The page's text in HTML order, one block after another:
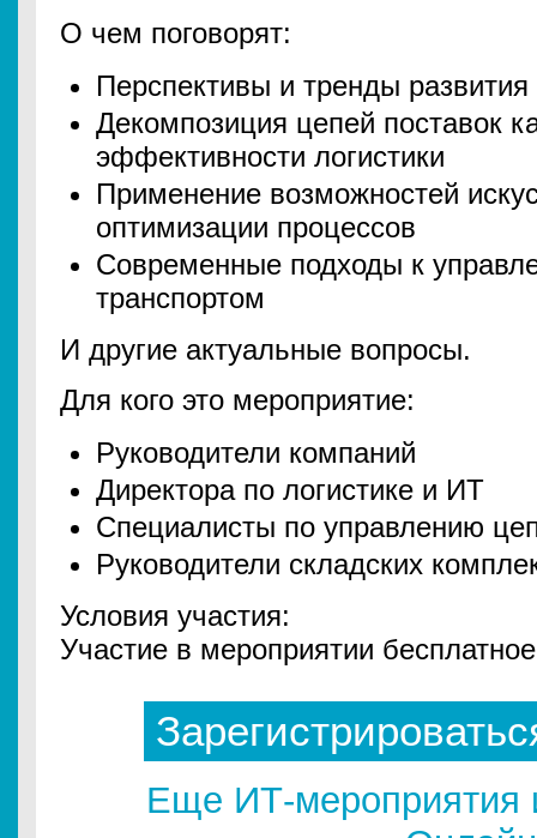
О чем поговорят:
Перспективы и тренды
Декомпозиция цепей поставок
эффективности логистики
Применение возможностей
оптимизации процессов
Современные подходы к
транспортом
И другие актуальные вопросы.
Для кого это мероприятие:
Руководители компаний
Директора по логистике и ИТ
Специалисты по управлению
Руководители складских
Условия участия:
Участие в мероприятии
Еще ИТ-мероприятия